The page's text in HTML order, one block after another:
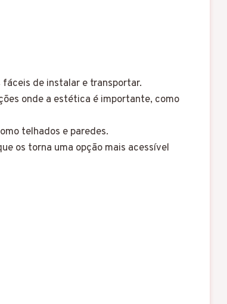
fáceis de instalar e transportar.
onde a estética é importante, como
telhados e paredes.
os torna uma opção mais acessível